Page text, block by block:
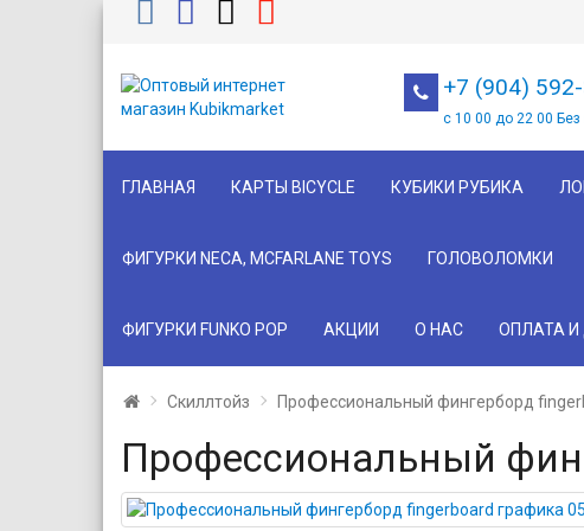
+7 (904)
с 10 00 до 22 00
ГЛАВНАЯ КАРТЫ BICYCLE КУБИКИ РУБИКА
ФИГУРКИ NECA, MCFARLANE TOYS ГОЛОВОЛОМКИ
ФИГУРКИ FUNKO POP АКЦИИ О НАС ОПЛАТА
Скиллтойз Профессиональный фингерборд
Профессиональный